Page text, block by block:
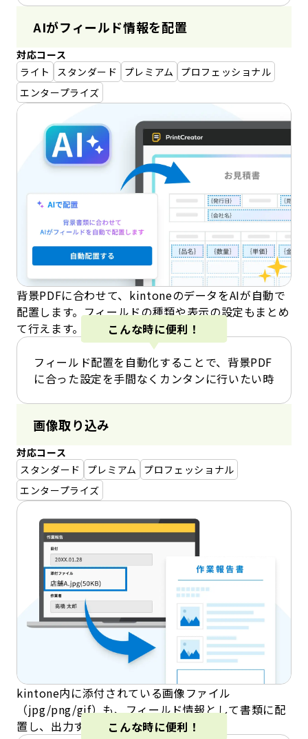
AIがフィールド情報を配置
対応コース
ライト
スタンダード プレミアム
プロフェッショナル
エンタープライズ
背景PDFに合わせて、kintoneのデータをAIが自動で
配置します。フィールドの種類や表示の設定もまとめ
て行えます。
こんな時に便利！
フィールド配置を自動化することで、背景PDF
に合った設定を手間なくカンタンに行いたい時
画像取り込み
対応コース
スタンダード
プレミアム
プロフェッショナル
エンタープライズ
kintone内に添付されている画像ファイル
（jpg/png/gif）も、フィールド情報として書類に配
置し、出力することができます。
こんな時に便利！